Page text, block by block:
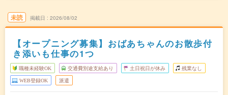
未読 掲載日 2026/08/02
【オープニング募集】おばあちゃんのお散歩付
き添いも仕事の1つ
職種未経験OK 交通費別途支給あり 土日祝日が休み 残業なし
WEB登録OK 派遣